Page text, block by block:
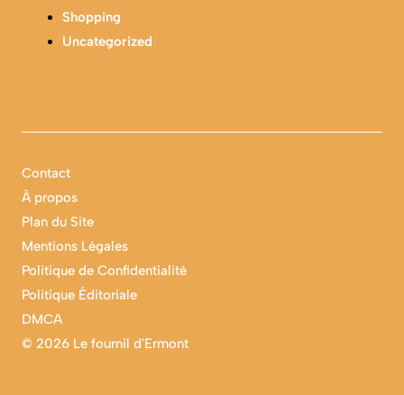
Shopping
Uncategorized
© 2026 Le fournil d'Ermont
Contact
À propos
Plan du Site
Mentions Légales
Politique de Confidentialité
Politique Éditoriale
DMCA